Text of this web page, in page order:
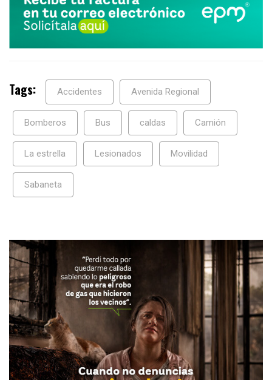
Tags: Accidentes Avenida Regional
Bomberos Bus caldas Camión
La estrella Lesionados Movilidad
Sabaneta